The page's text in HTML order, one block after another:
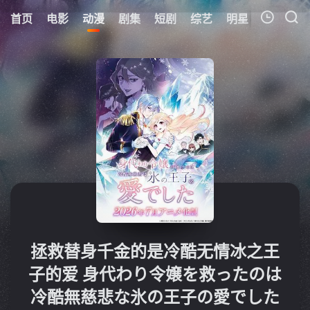
首页 电影 动漫 剧集 短剧 综艺 明星 周表
我的观影记录
暂无观看影片的记录
拯救替身千金的是冷酷无情冰之王
子的爱 身代わり令嬢を救ったのは
冷酷無慈悲な氷の王子の愛でした